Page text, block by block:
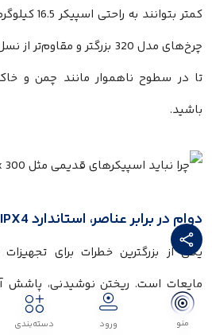
منو ورود دسته‌بندی
کمتر بتوانند
تا در سطوح ناهموار مانند چمن و
باشید.
دوام در برابر عناصر، استاندارد IPX4
یکی از بزرگترین خطرات برای
مایعات است. ریختن نوشیدنی، پاشش
باران، دشمنان اصلی اسپیکرها هستند.